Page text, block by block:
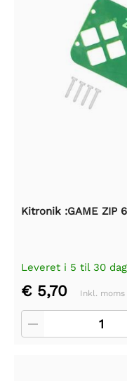
Kitronik :GAME ZIP
Leveret i 5 til 30
€ 5,70 Inkl. moms